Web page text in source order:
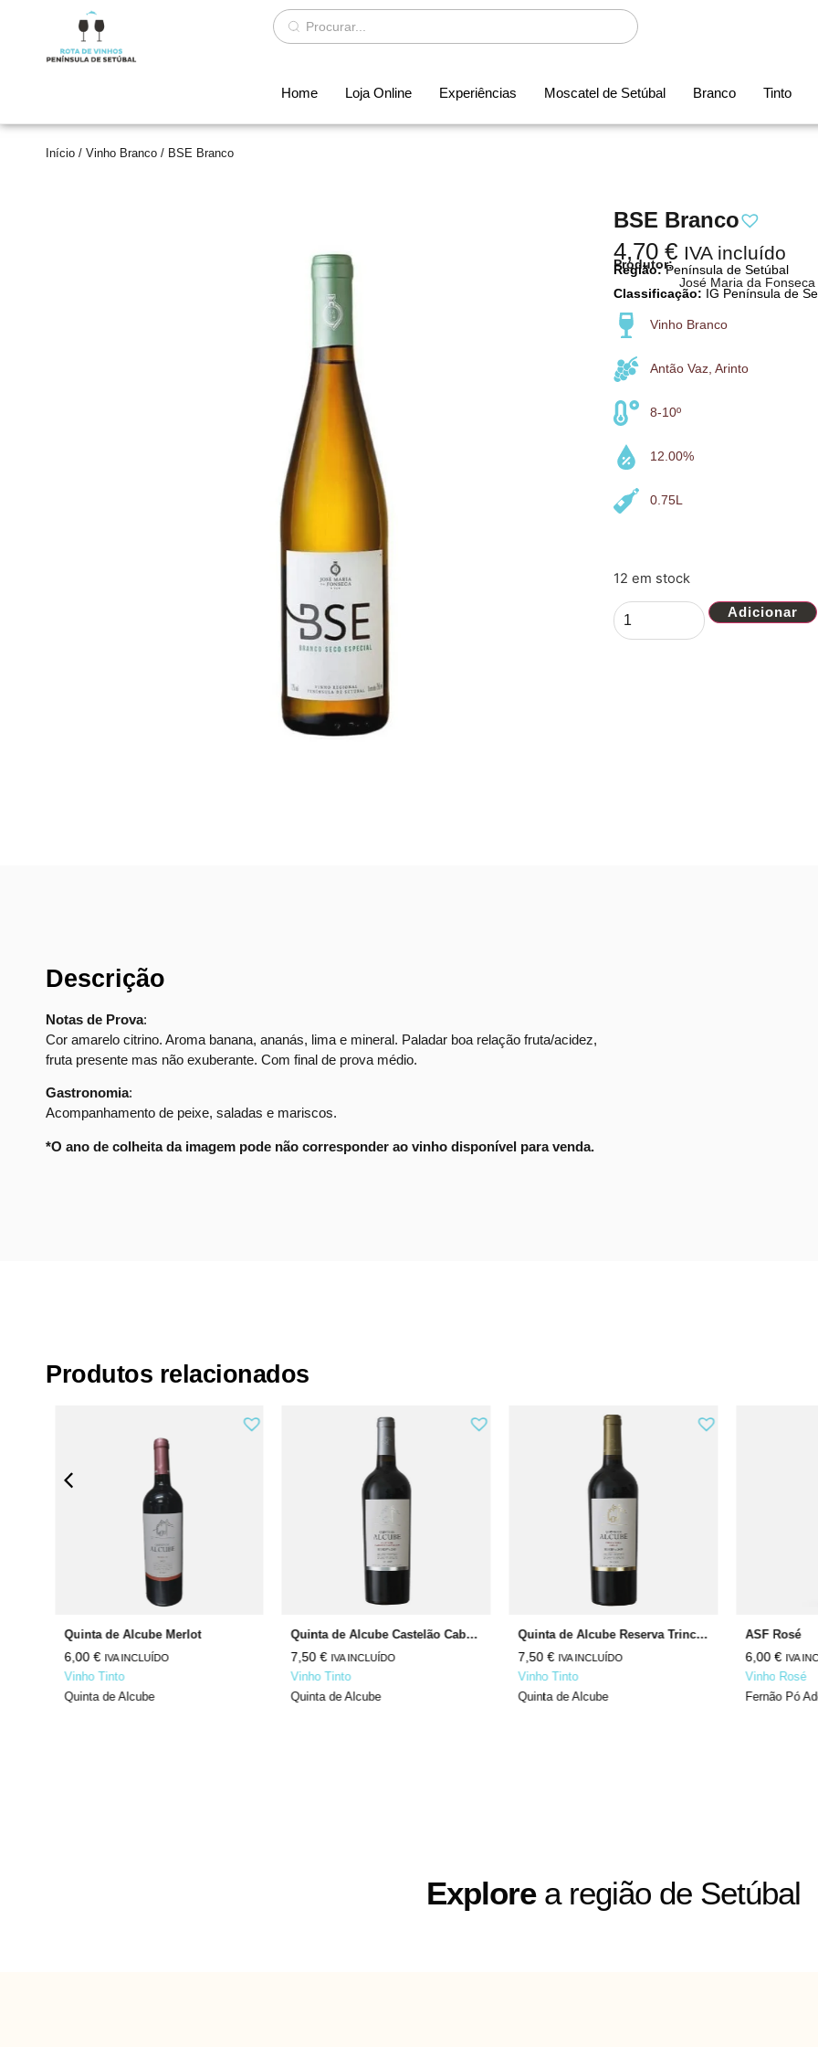
Home Loja Online Experiências Moscatel de Setúbal Branco Tinto
Início / Vinho Branco / BSE Branco
BSE Branco
4,70 € IVA incluído
José Maria da Fonseca
Produtor:
Região:Península de Setúbal
Classificação: IG Península de
Vinho Branco
Antão Vaz, Arinto
8-10º
12.00%
0.75L
12 em stock
Adicionar
Descrição
Notas de Prova:
Cor amarelo citrino. Aroma banana, ananás, lima e mineral. Paladar boa relação fruta/acidez,
fruta presente mas não exuberante. Com final de prova médio.
Gastronomia:
Acompanhamento de peixe, saladas e mariscos.
*O ano de colheita da imagem pode não corresponder ao vinho disponível para venda.
Produtos relacionados
Quinta de Alcube Merlot
6,00 € IVA INCLUÍDO
Vinho Tinto
Quinta de Alcube
Quinta de Alcube Castelão Cabernet Sauvignon
7,50€ IVA INCLUÍDO
Vinho Tinto
Quinta de Alcube
Quinta de Alcube Reserva Trincadeira Syrah
7,50€ IVA INCLUÍDO
Vinho Tinto
Quinta de Alcube
ASF Rosé
6,00€ IVA
Vinho Rosé
Fernão Pó
Explorea região de Setúbal